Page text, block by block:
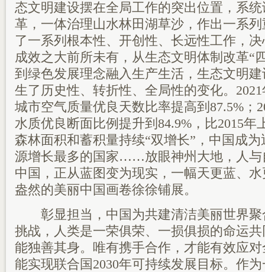
态文明建设摆在全局工作的突出位置，系
革，一体治理山水林田湖草沙，作出一系
了一系列根本性、开创性、长远性工作，
成效之大前所未有，从生态文明体制改革“
到绿色发展理念融入生产生活，生态文明
生了历史性、转折性、全局性的变化。
城市空气质量优良天数比率提高到87.5%；
水质优良断面比例提升到84.9%，比2015年
森林面积和蓄积量持续“双增长”，中国成
源增长最多的国家……放眼神州大地，人与
中国，正从蓝图变为现实，一幅天更蓝、
盎然的美丽中国画卷徐徐铺展。
彰显担当，中国为共建清洁美丽世界聚
挑战，人类是一荣俱荣、一损俱损的命运
能独善其身。唯有携手合作，才能有效应
能实现联合国2030年可持续发展目标。作